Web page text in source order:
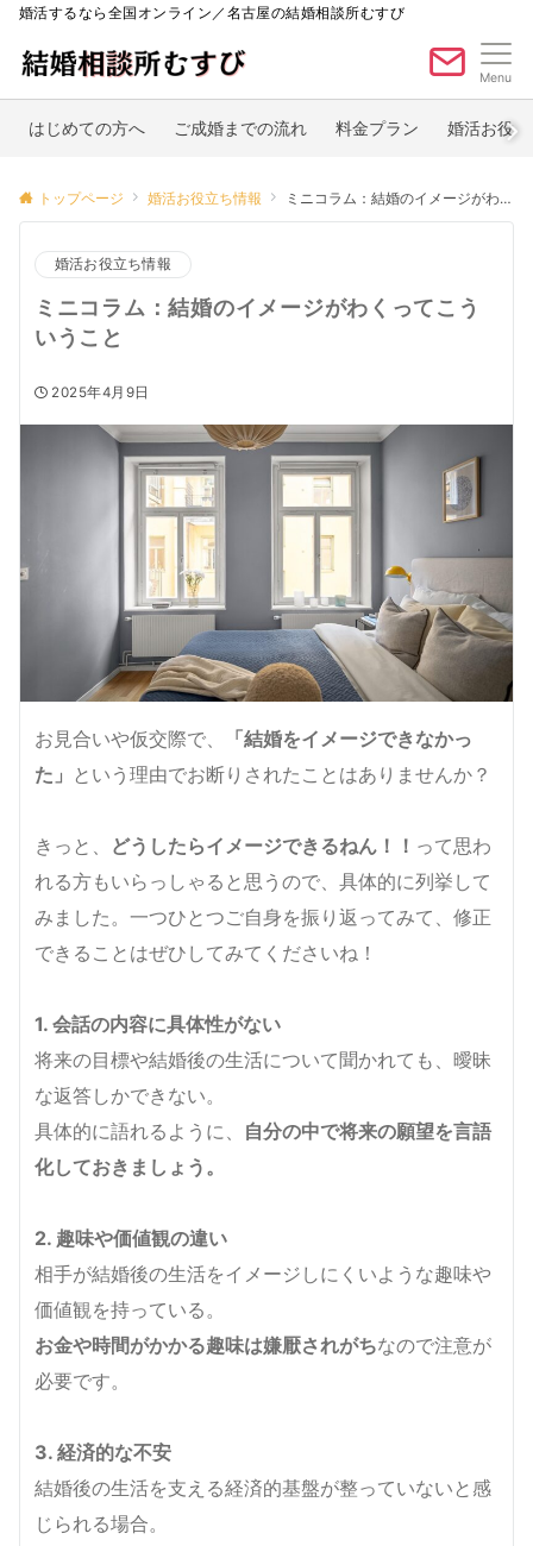
婚活するなら全国オンライン／名古屋の結婚相談所むすび
Menu
はじめての方へ ご成婚までの流れ 料金プラン 婚活お役
トップページ 婚活お役立ち情報 ミニコラム：結婚のイメージがわくってこういうこと
婚活お役立ち情報
ミニコラム：結婚のイメージがわくってこう
いうこと
2025年4月9日
お見合いや仮交際で、
「結婚をイメージできなかっ
た」 という理由でお断りされたことはありませんか？
きっと、 どうしたらイメージできるねん！！ って思わ
れる方もいらっしゃると思うので、具体的に列挙して
みました。一つひとつご自身を振り返ってみて、修正
できることはぜひしてみてくださいね！
1. 会話の内容に具体性がない
将来の目標や結婚後の生活について聞かれても、曖昧
な返答しかできない。
具体的に語れるように、 自分の中で将来の願望を言語
化しておきましょう。
2. 趣味や価値観の違い
相手が結婚後の生活をイメージしにくいような趣味や
価値観を持っている。
お金や時間がかかる趣味は嫌厭されがちなので注意が
必要です。
3. 経済的な不安
結婚後の生活を支える経済的基盤が整っていないと感
じられる場合。